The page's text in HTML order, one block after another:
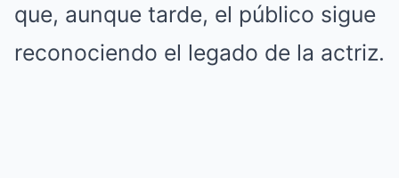
que, aunque tarde, el público sigue
reconociendo el legado de la actriz.